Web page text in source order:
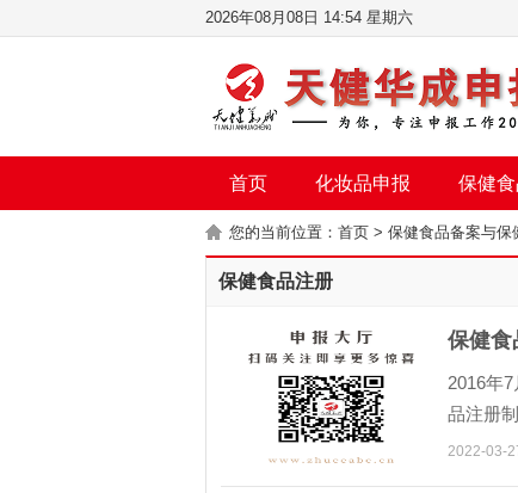
2026年08月08日 14:54 星期六
首页 化妆品申报 保健
您的当前位置： 首页 > 保健食品备案与保
保健食品注册
保健食
2016年
品注册
理部门
2022-03-